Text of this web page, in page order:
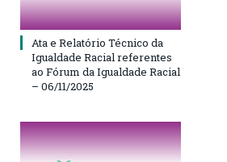
Ata e Relatório Técnico da
Igualdade Racial referentes
ao Fórum da Igualdade Racial
– 06/11/2025